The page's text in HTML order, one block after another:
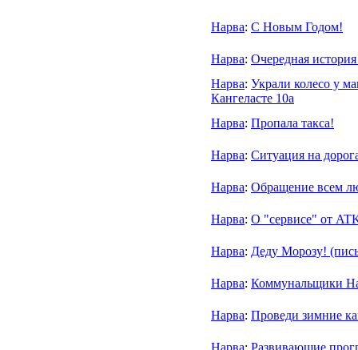
Нарва: С Новым Годом!
Нарва: Очередная
Нарва: Украли колесо у
Кангеласте 10а
Нарва: Пропала такса!
Нарва: Ситуация на
Нарва: Обращение всем
Нарва: О "сервисе" от
Нарва: Деду Морозу!
Нарва: Коммунальщики
Нарва: Проведи зимние
Нарва: Развивающие